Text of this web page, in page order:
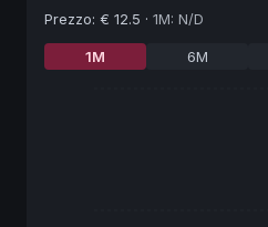
Prezzo: € 12.5 · 1M: N/D
1M 6M